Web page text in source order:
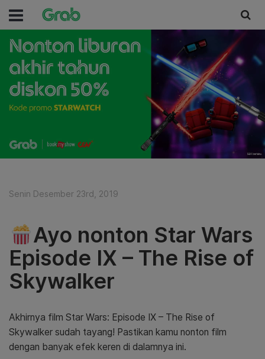
Senin Desember 23rd, 2019
Ayo nonton Star Wars
Episode IX – The Rise of
Skywalker
Akhirnya film Star Wars: Episode IX – The Rise of
Skywalker sudah tayang! Pastikan kamu nonton film
dengan banyak efek keren di dalamnya ini.